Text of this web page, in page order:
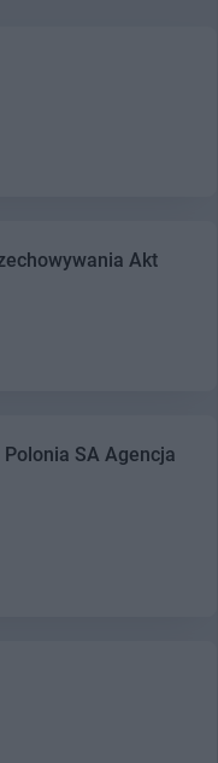
Akt
SA Agencja